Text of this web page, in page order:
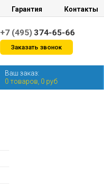
Гарантия Контакты
+7 (495)374-65-66
Заказать звонок
Ваш заказ:
0 товаров, 0 руб